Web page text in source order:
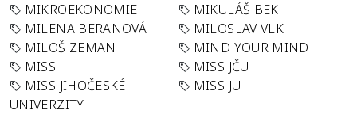
MIKROEKONOMIE
MIKULÁŠ BEK
MILENA BERANOVÁ
MILOSLAV VLK
MILOŠ ZEMAN
MIND YOUR MIND
MISS
MISS JČU
MISS JIHOČESKÉ
UNIVERZITY
MISS JU